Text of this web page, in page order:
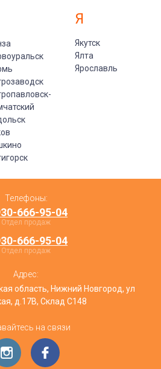
Я
Якутск
Ялта
Ярославль
Телефоны:
666-95-04
Отдел продаж
666-95-04
Отдел продаж
Адрес:
область, Нижний Новгород, ул
д.17В, Склад С148
на связи